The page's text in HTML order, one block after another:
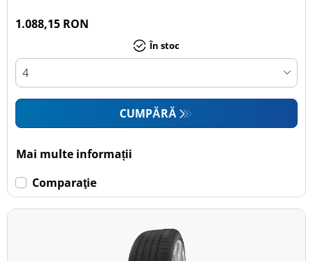
1.088,15 RON
În stoc
CUMPĂRĂ
Mai multe informații
Comparaţie